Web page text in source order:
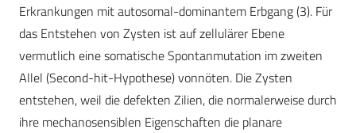
Erkrankungen mit autosomal-dominantem Erbgang (3). Für
das Entstehen von Zysten ist auf zellulärer Ebene
vermutlich eine somatische Spontanmutation im zweiten
Allel (Second-hit-Hypothese) vonnöten. Die Zysten
entstehen, weil die defekten Zilien, die normalerweise durch
ihre mechanosensiblen Eigenschaften die planare